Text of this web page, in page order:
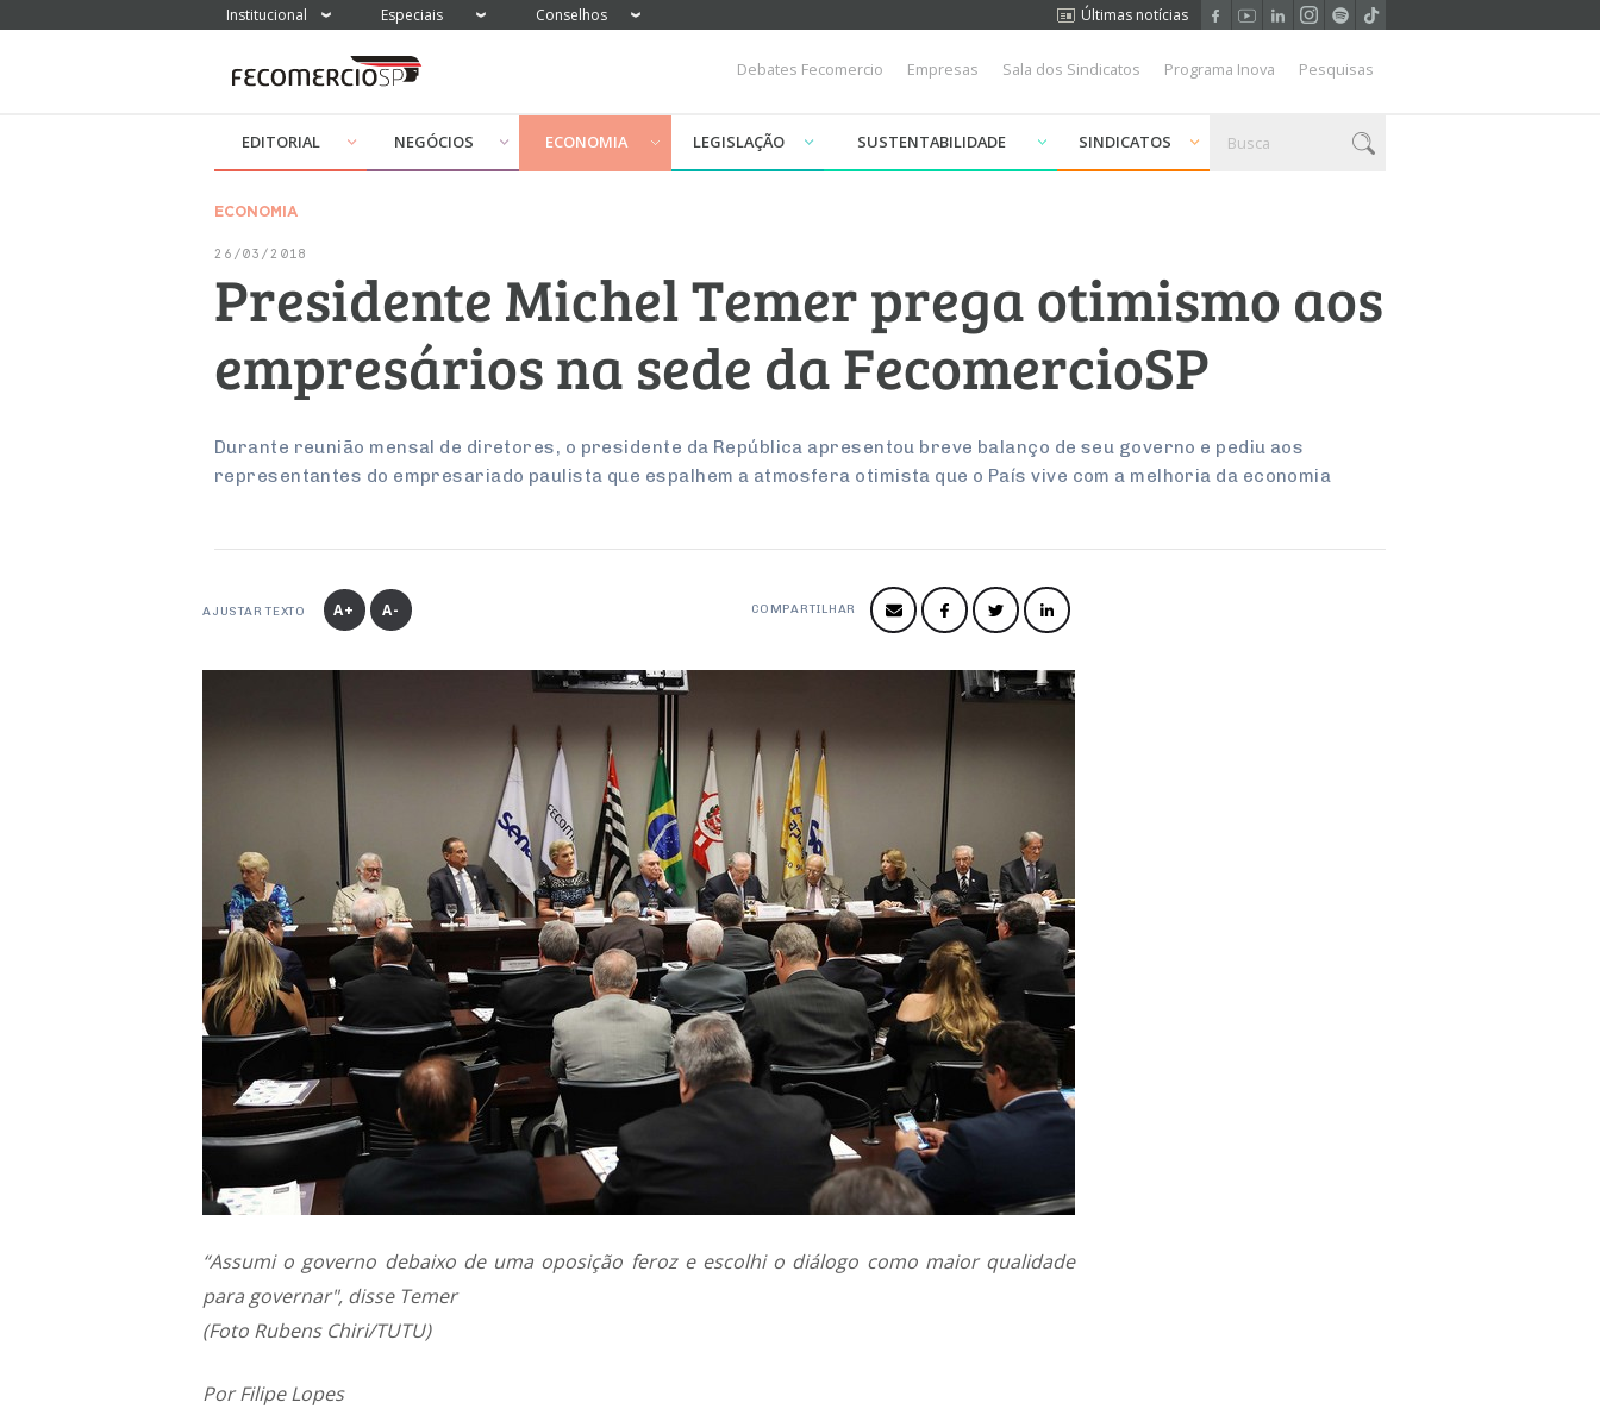
Institucional Especiais Conselhos Últimas notícias
Debates Fecomercio Empresas Sala dos Sindicatos Programa Inova Pesquisas
EDITORIAL NEGÓCIOS ECONOMIA LEGISLAÇÃO SUSTENTABILIDADE SINDICATOS
ECONOMIA
26/03/2018
Presidente Michel Temer prega otimismo aos
empresários na sede da FecomercioSP
Durante reunião mensal de diretores, o presidente da República apresentou breve balanço de seu governo e pediu aos
representantes do empresariado paulista que espalhem a atmosfera otimista que o País vive com a melhoria da economia
AJUSTAR TEXTO A+ A- COMPARTILHAR
“Assumi o governo debaixo de uma oposição feroz e escolhi o diálogo como maior qualidade
para governar", disse Temer
(Foto Rubens Chiri/TUTU)
Por Filipe Lopes